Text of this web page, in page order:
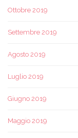
Ottobre 2019
Settembre 2019
Agosto 2019
Luglio 2019
Giugno 2019
Maggio 2019